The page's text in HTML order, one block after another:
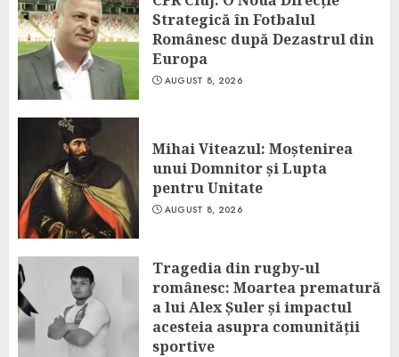
Strategică în Fotbalul
Românesc după Dezastrul din
Europa
AUGUST 8, 2026
Mihai Viteazul: Moștenirea
unui Domnitor și Lupta
pentru Unitate
AUGUST 8, 2026
Tragedia din rugby-ul
românesc: Moartea prematură
a lui Alex Șuler și impactul
acesteia asupra comunității
sportive